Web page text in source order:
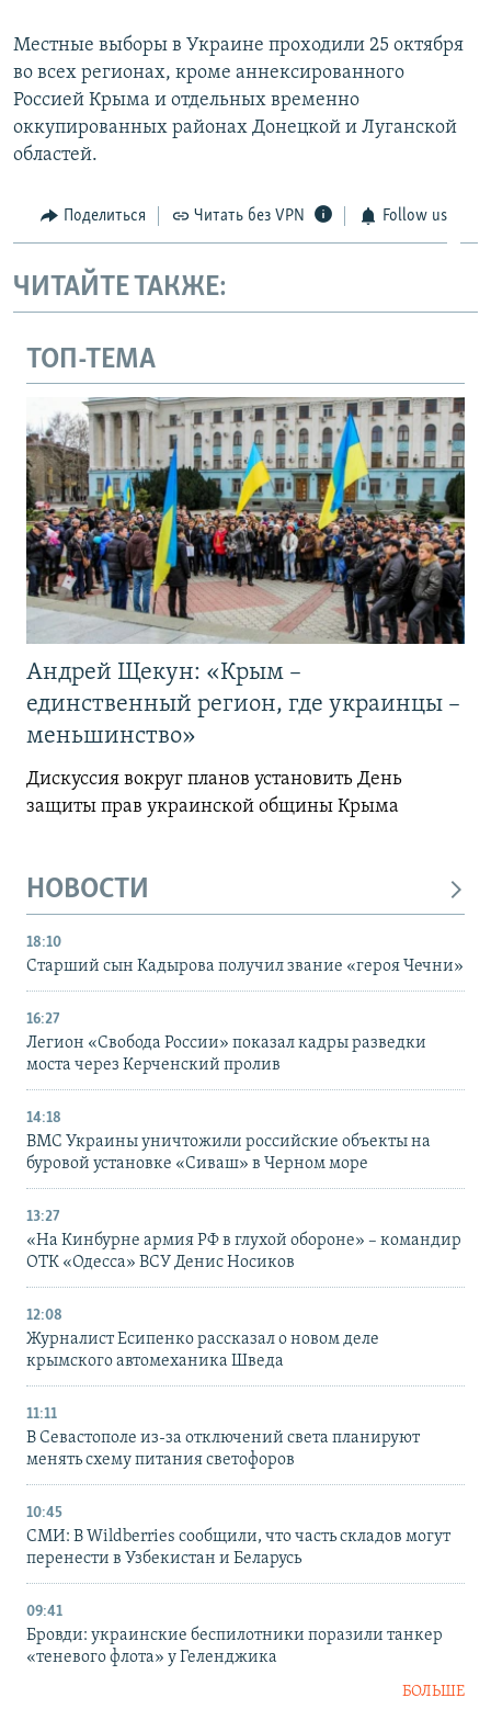
Местные выборы в Украине проходили 25 октября
во всех регионах, кроме аннексированного
Россией Крыма и отдельных временно
оккупированных районах Донецкой и Луганской
областей.
Поделиться Читать без VPN Follow us
ЧИТАЙТЕ ТАКЖЕ:
ТОП-ТЕМА
Андрей Щекун: «Крым –
единственный регион, где украинцы –
меньшинство»
Дискуссия вокруг планов установить День
защиты прав украинской общины Крыма
НОВОСТИ
18:10
Старший сын Кадырова получил звание «героя Чечни»
16:27
Легион «Свобода России» показал кадры разведки
моста через Керченский пролив
14:18
ВМС Украины уничтожили российские объекты на
буровой установке «Сиваш» в Черном море
13:27
«На Кинбурне армия РФ в глухой обороне» – командир
ОТК «Одесса» ВСУ Денис Носиков
12:08
Журналист Есипенко рассказал о новом деле
крымского автомеханика Шведа
11:11
В Севастополе из-за отключений света планируют
менять схему питания светофоров
10:45
СМИ: В Wildberries сообщили, что часть складов могут
перенести в Узбекистан и Беларусь
09:41
Бровди: украинские беспилотники поразили танкер
«теневого флота» у Геленджика
БОЛЬШЕ